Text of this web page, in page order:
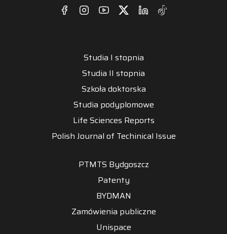
Studia I stopnia
Studia II stopnia
Szkoła doktorska
Studia podyplomowe
Life Sciences Reports
Polish Journal of Techinical Issue
PTMTS Bydgoszcz
Patenty
BYDMAN
Zamówienia publiczne
Unispace